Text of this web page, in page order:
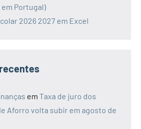
em Portugal)
2026 2027 em Excel
em Taxa de juro dos
Aforro volta subir em agosto de